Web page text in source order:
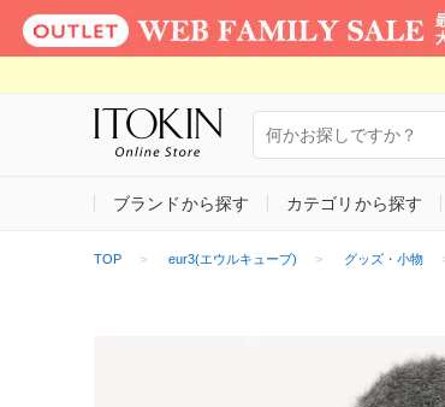
ブランドから探す カテゴリから探す
TOP eur3(エウルキューブ) グッズ・小物